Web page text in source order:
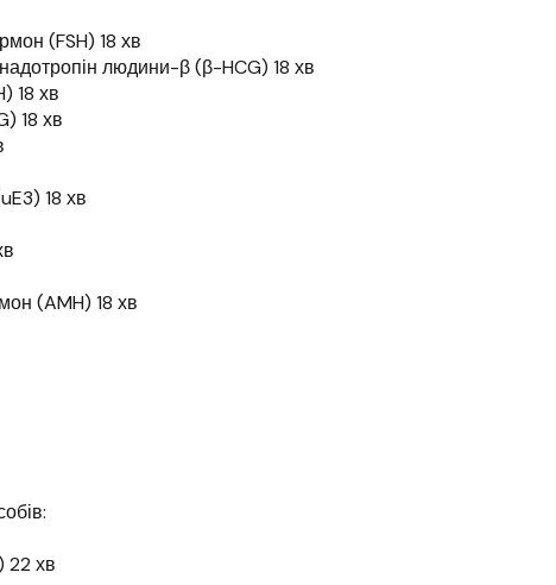
(FSH) 18 хв
людини-β (β-HCG) 18 хв
18 хв
18 хв
18 хв
(AMH) 18 хв
22 хв